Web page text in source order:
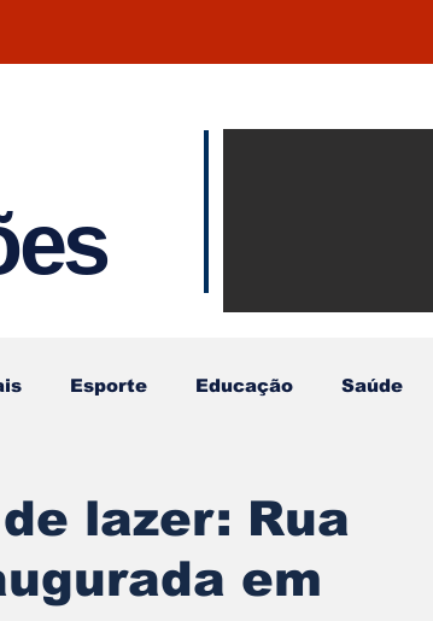
Esporte Educação Saúde
lazer: Rua
em